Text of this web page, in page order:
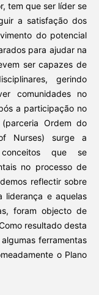
tem que ser líder se
a satisfação dos
do potencial
para ajudar na
ser capazes de
gerindo
comunidades no
a participação no
Ordem do
Nurses) surge a
que se
no processo de
reflectir sobre
liderança e aquelas
foram objecto de
resultado desta
ferramentas
o Plano